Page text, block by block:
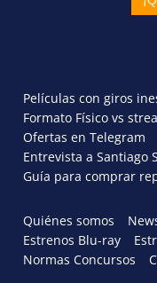
Películas con giros
Formato Físico vs
Ofertas en Telegram
Entrevista a Santiago
Guía para comprar
Quiénes somos
Estrenos Blu-ray
Normas Concursos